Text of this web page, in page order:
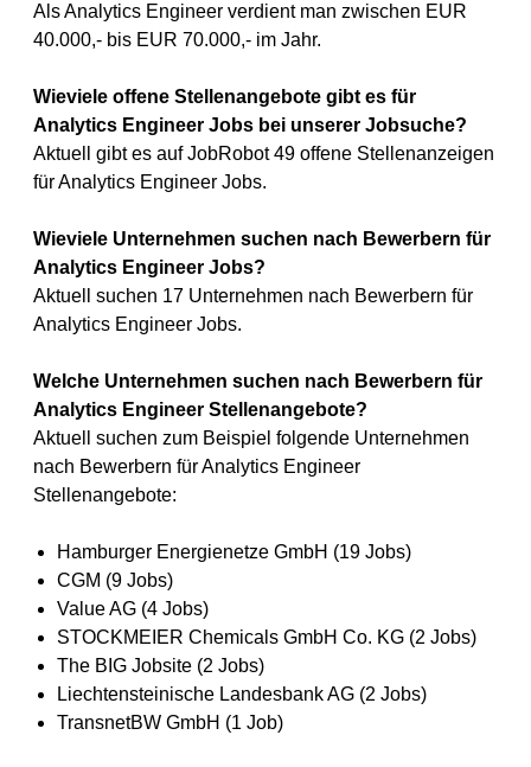
Als Analytics Engineer verdient man zwischen EUR
40.000,- bis EUR 70.000,- im Jahr.
Wieviele offene Stellenangebote gibt es für
Analytics Engineer Jobs bei unserer Jobsuche?
Aktuell gibt es auf JobRobot 49 offene Stellenanzeigen
für Analytics Engineer Jobs.
Wieviele Unternehmen suchen nach Bewerbern für
Analytics Engineer Jobs?
Aktuell suchen 17 Unternehmen nach Bewerbern für
Analytics Engineer Jobs.
Welche Unternehmen suchen nach Bewerbern für
Analytics Engineer Stellenangebote?
Aktuell suchen zum Beispiel folgende Unternehmen
nach Bewerbern für Analytics Engineer
Stellenangebote:
Hamburger Energienetze GmbH (19 Jobs)
CGM (9 Jobs)
Value AG (4 Jobs)
STOCKMEIER Chemicals GmbH Co. KG (2 Jobs)
The BIG Jobsite (2 Jobs)
Liechtensteinische Landesbank AG (2 Jobs)
TransnetBW GmbH (1 Job)